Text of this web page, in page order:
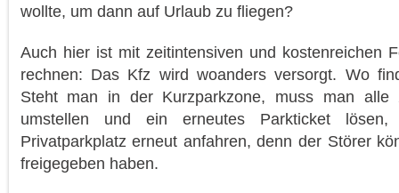
wollte, um dann auf Urlaub zu fliegen?
Auch hier ist mit zeitintensiven und kostenreichen
rechnen: Das Kfz wird woanders versorgt. Wo
Steht man in der Kurzparkzone, muss man alle
umstellen und ein erneutes Parkticket lösen,
Privatparkplatz erneut anfahren, denn der Störer
freigegeben haben.